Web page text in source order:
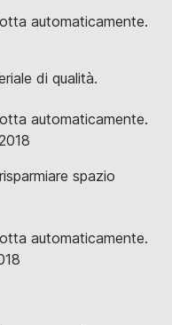
automaticamente.
di qualità.
automaticamente.
spazio
automaticamente.